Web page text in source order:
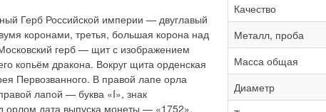
Герб Российской империи — двуглавый
коронами, третья, большая корона над
герб — щит с изображением
копьём дракона. Вокруг щита орденская
Первозванного. В правой лапе орла
лапой — буква «I», знак
орлом дата выпуска монеты — «1752».
Качество
Металл, проба
Масса общая
Диаметр